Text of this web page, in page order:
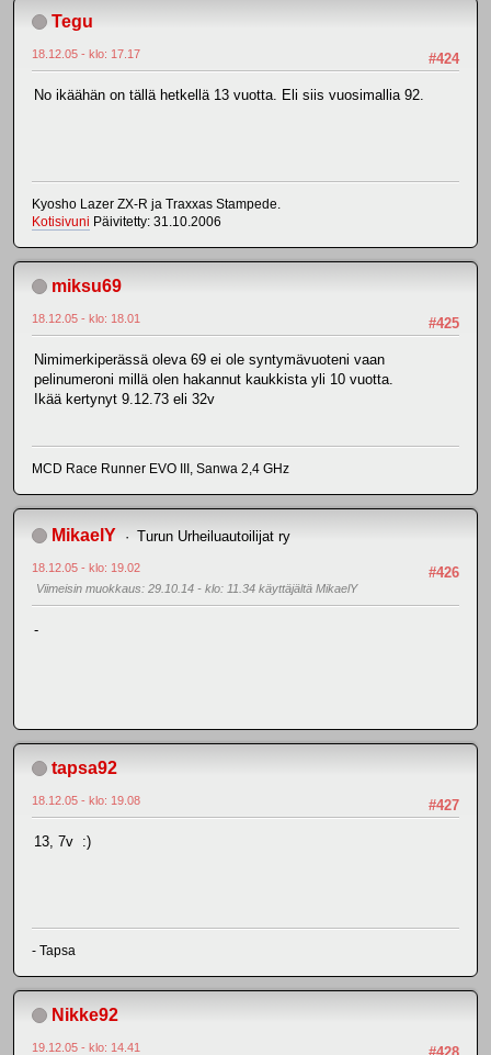
Tegu
#424
18.12.05 - klo: 17.17
No ikäähän on tällä hetkellä 13 vuotta. Eli siis vuosimallia 92.
Kyosho Lazer ZX-R ja Traxxas Stampede.
Kotisivuni Päivitetty: 31.10.2006
miksu69
#425
18.12.05 - klo: 18.01
Nimimerkiperässä oleva 69 ei ole syntymävuoteni vaan
pelinumeroni millä olen hakannut kaukkista yli 10 vuotta.
Ikää kertynyt 9.12.73 eli 32v
MCD Race Runner EVO III, Sanwa 2,4 GHz
MikaelY Turun Urheiluautoilijat ry
#426
18.12.05 - klo: 19.02
Viimeisin muokkaus: 29.10.14 - klo: 11.34 käyttäjältä MikaelY
-
tapsa92
#427
18.12.05 - klo: 19.08
13, 7v :)
- Tapsa
Nikke92
#428
19.12.05 - klo: 14.41